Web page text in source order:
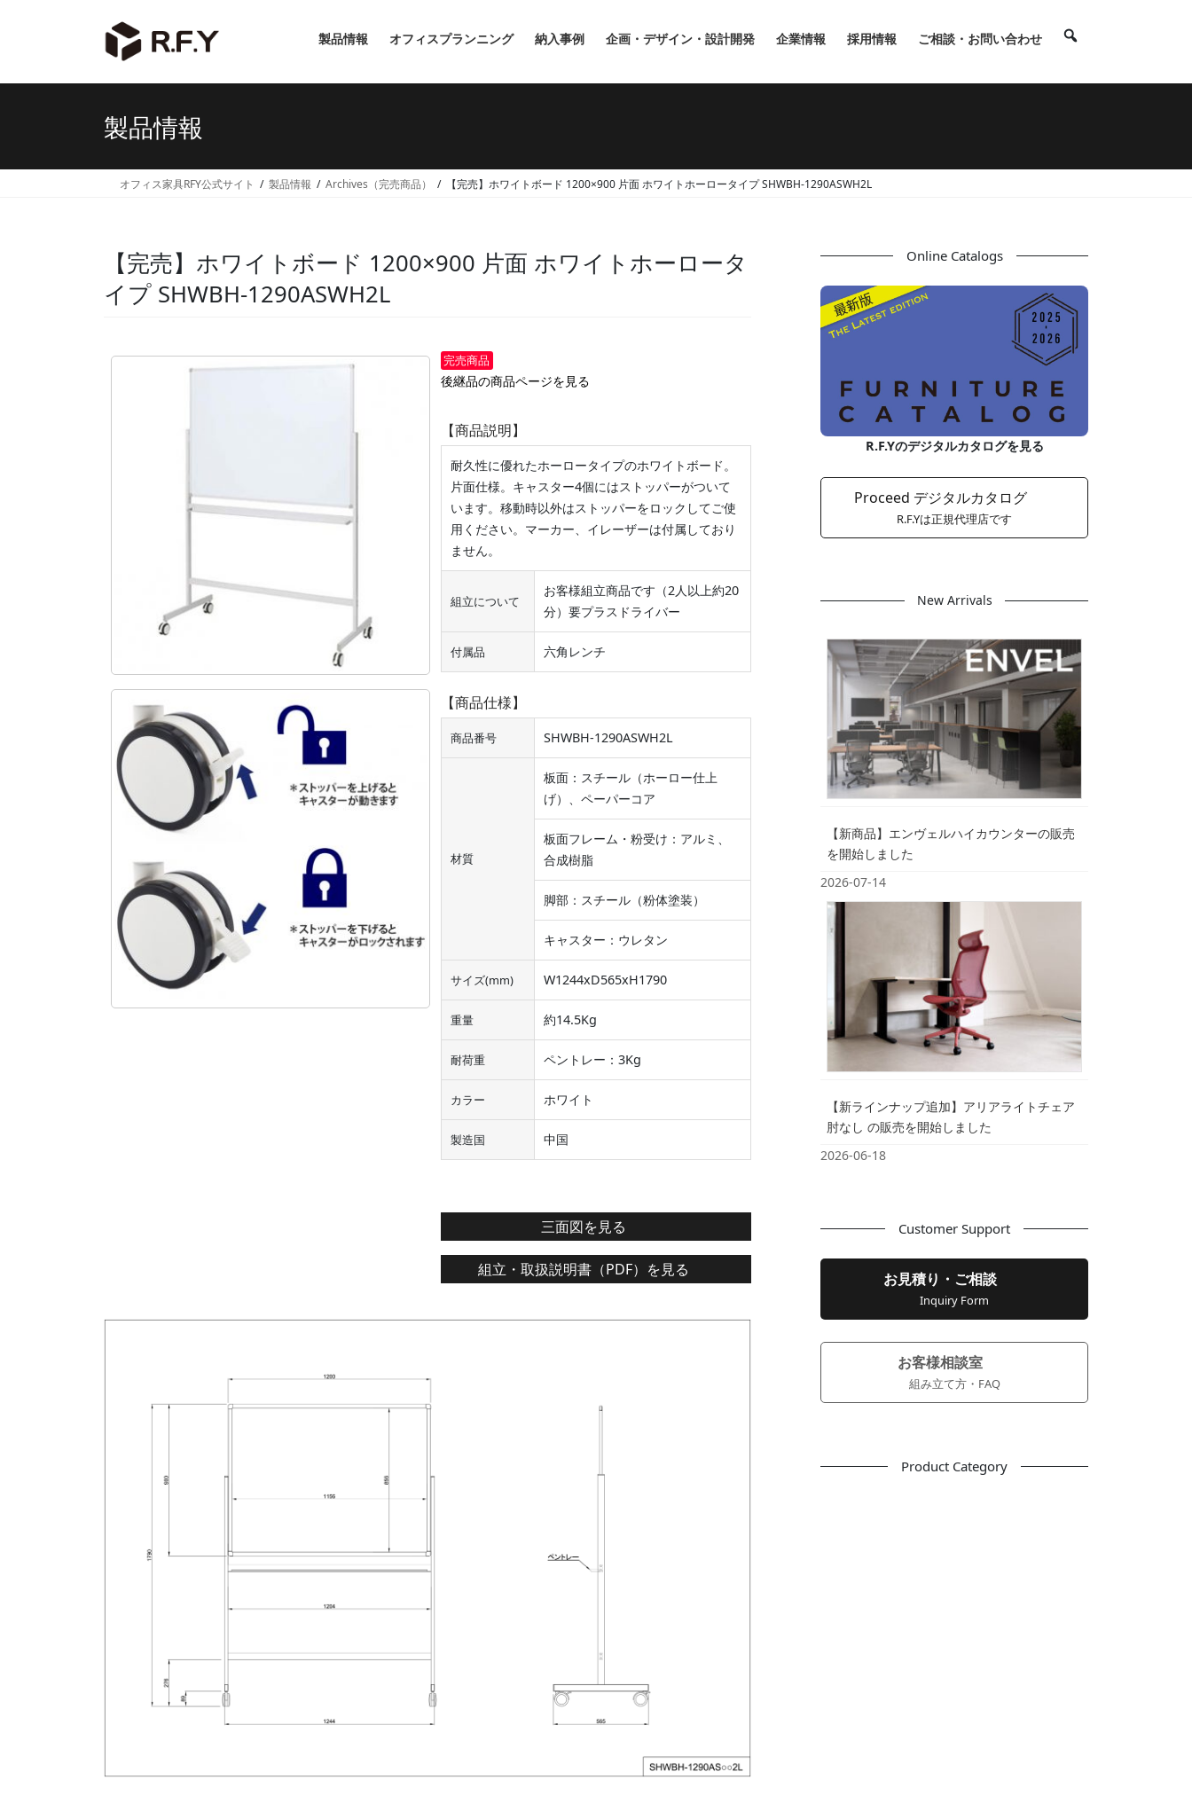
製品情報 オフィスプランニング 納入事例 企画・デザイン・設計開発 企業情報 採用情報 ご相談・お問い合わせ
製品情報
オフィス家具RFY公式サイト 製品情報 Archives（完売商品） 【完売】ホワイトボード 1200×900 片面 ホワイトホーロータイプ SHWBH-1290ASWH2L
【完売】ホワイトボード 1200×900 片面 ホワイトホーロータ
イプ SHWBH-1290ASWH2L
完売商品
後継品の商品ページを見る
【商品説明】
耐久性に優れたホーロータイプのホワイトボード。
片面仕様。キャスター4個にはストッパーがついて
います。移動時以外はストッパーをロックしてご使
用ください。マーカー、イレーザーは付属しており
ません。
組立について
お客様組立商品です（2人以上約20
分）要プラスドライバー
付属品 六角レンチ
【商品仕様】
商品番号 SHWBH-1290ASWH2L
材質
板面：スチール（ホーロー仕上
げ）、ペーパーコア
板面フレーム・粉受け：アルミ、
合成樹脂
脚部：スチール（粉体塗装）
キャスター：ウレタン
サイズ(mm) W1244xD565xH1790
重量 約14.5Kg
耐荷重 ペントレー：3Kg
カラー ホワイト
製造国 中国
三面図を見る
組立・取扱説明書（PDF）を見る
Online Catalogs
R.F.Yのデジタルカタログを見る
Proceed デジタルカタログ
R.F.Yは正規代理店です
New Arrivals
【新商品】エンヴェルハイカウンターの販売
を開始しました
2026-07-14
【新ラインナップ追加】アリアライトチェア
肘なし の販売を開始しました
2026-06-18
Customer Support
お見積り・ご相談
Inquiry Form
お客様相談室
組み立て方・FAQ
Product Category